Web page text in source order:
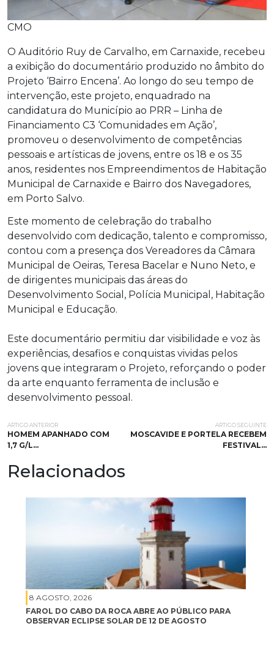
CMO
O Auditório Ruy de Carvalho, em Carnaxide, recebeu
a exibição do documentário produzido no âmbito do
Projeto ‘Bairro Encena’. Ao longo do seu tempo de
intervenção, este projeto, enquadrado na
candidatura do Município ao PRR – Linha de
Financiamento C3 ‘Comunidades em Ação’,
promoveu o desenvolvimento de competências
pessoais e artísticas de jovens, entre os 18 e os 35
anos, residentes nos Empreendimentos de Habitação
Municipal de Carnaxide e Bairro dos Navegadores,
em Porto Salvo.
Este momento de celebração do trabalho
desenvolvido com dedicação, talento e compromisso,
contou com a presença dos Vereadores da Câmara
Municipal de Oeiras, Teresa Bacelar e Nuno Neto, e
de dirigentes municipais das áreas do
Desenvolvimento Social, Polícia Municipal, Habitação
Municipal e Educação.
Este documentário permitiu dar visibilidade e voz às
experiências, desafios e conquistas vividas pelos
jovens que integraram o Projeto, reforçando o poder
da arte enquanto ferramenta de inclusão e
desenvolvimento pessoal.
ARTIGO ANTERIOR
HOMEM APANHADO COM
1,7 G/L…
ARTIGO SEGUINTE
MOSCAVIDE E PORTELA RECEBEM
FESTIVAL…
Relacionados
8 AGOSTO, 2026
FAROL DO CABO DA ROCA ABRE AO PÚBLICO PARA
OBSERVAR ECLIPSE SOLAR DE 12 DE AGOSTO